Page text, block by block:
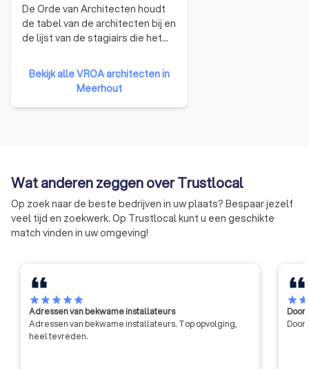
De Orde van Architecten houdt
de tabel van de architecten bij en
de lijst van de stagiairs die het
uitoefenen. De Orde maakt het
stagereglement op en waakt
over de kwaliteit de stages. Ze
houdt onder meer ook het
architect uitoefenen en
controleert eveneens of niet-
Belgische onderdanen aan de
voorwaarden voldoen om in
België opgenomen te worden op
aanvragen van niet-Europese
architecten om toelating te
krijgen voor de uitoefening van
het beroep van architect in
België.
Bekijk alle VROA architecten in
Meerhout
Wat anderen zeggen over Trustlocal
Op zoek naar de beste bedrijven in uw plaats? Bespaar jezelf
veel tijd en zoekwerk. Op Trustlocal kunt u een geschikte
match vinden in uw omgeving!
starstarstarstarstar
Adressen van bekwame installateurs
Adressen van bekwame installateurs. Top opvolging,
heel tevreden.
starstar
Door
Door